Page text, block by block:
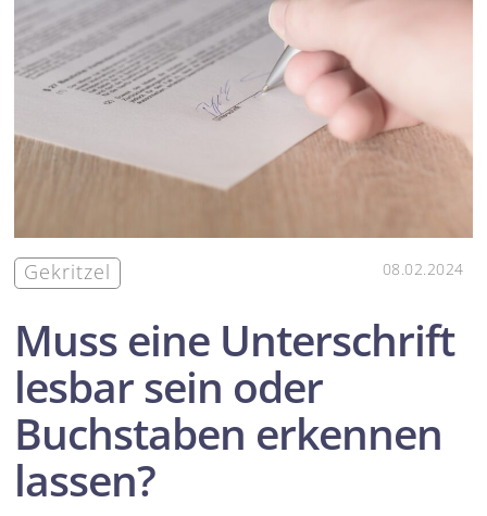
Gekritzel 08.02.2024
Muss eine Unterschrift
lesbar sein oder
Buchstaben erkennen
lassen?